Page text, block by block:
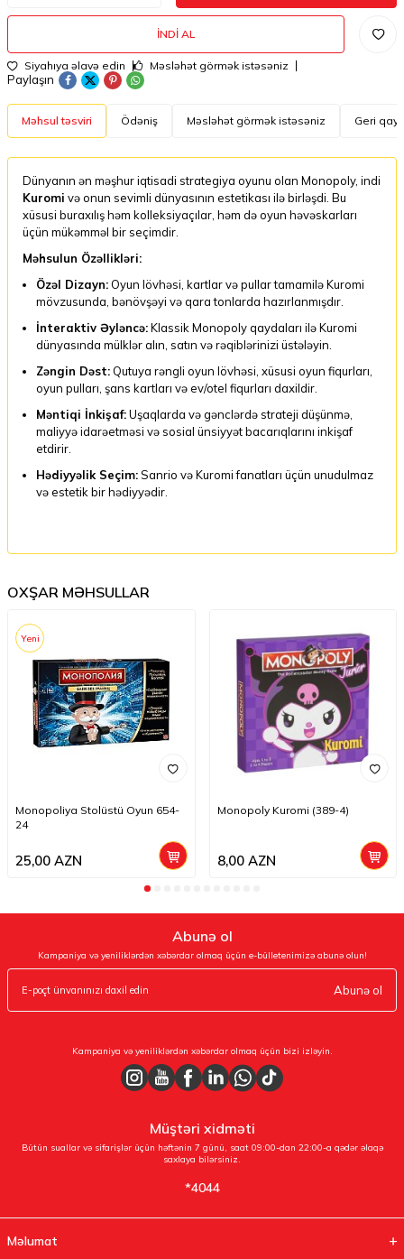
İNDI AL
Siyahıya əlavə edin Məsləhət görmək istəsəniz
Paylaşın
Məhsul təsviri Ödəniş Məsləhət görmək istəsəniz Geri
Dünyanın ən məşhur iqtisadi strategiya oyunu olan Monopoly, indi
Kuromi və onun sevimli dünyasının estetikası ilə birləşdi. Bu
xüsusi buraxılış həm kolleksiyaçılar, həm də oyun həvəskarları
üçün mükəmməl bir seçimdir.
Məhsulun Özəllikləri:
Özəl Dizayn: Oyun lövhəsi, kartlar və pullar tamamilə Kuromi
mövzusunda, bənövşəyi və qara tonlarda hazırlanmışdır.
İnteraktiv Əyləncə:Klassik Monopoly qaydaları ilə Kuromi
dünyasında mülklər alın, satın və rəqiblərinizi üstələyin.
Zəngin Dəst: Qutuya rəngli oyun lövhəsi, xüsusi oyun fiqurları,
oyun pulları, şans kartları və ev/otel fiqurları daxildir.
Məntiqi İnkişaf:Uşaqlarda və gənclərdə strateji düşünmə,
maliyyə idarəetməsi və sosial ünsiyyət bacarıqlarını inkişaf
etdirir.
Hədiyyəlik Seçim:Sanrio və Kuromi fanatları üçün unudulmaz
və estetik bir hədiyyədir.
OXŞAR MƏHSULLAR
Yeni
Monopoliya Stolüstü Oyun 654-
24
25,00 AZN
Monopoly Kuromi (389-4)
8,00AZN
Abunə ol
Kampaniya və yeniliklərdən xəbərdar olmaq üçün e-bülletenimizə abunə olun!
Abunə ol
Kampaniya və yeniliklərdən xəbərdar olmaq üçün bizi izləyin.
Müştəri xidməti
Bütün suallar və sifarişlər üçün həftənin 7 günü, saat 09:00-dan 22:00-a qədər əlaqə
saxlaya bilərsiniz.
*4044
Məlumat